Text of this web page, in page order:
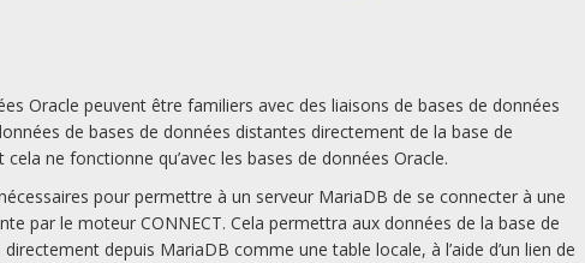
Oracle peuvent être familiers avec des liaisons de bases de données
de bases de données distantes directement de la base de
ne fonctionne qu’avec les bases de données Oracle.
pour permettre à un serveur MariaDB de se connecter à une
par le moteur CONNECT. Cela permettra aux données de la base de
depuis MariaDB comme une table locale, à l’aide d’un lien de